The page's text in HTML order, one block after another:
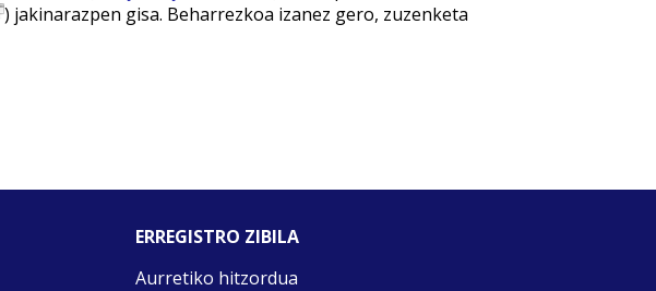
) jakinarazpen gisa. Beharrezkoa izanez gero, zuzenketa
ERREGISTRO ZIBILA
Aurretiko hitzordua